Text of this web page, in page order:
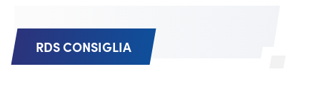
RDS CONSIGLIA